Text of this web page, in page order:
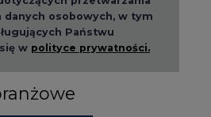
danych osobowych, w tym
Państwu
w polityce prywatności.